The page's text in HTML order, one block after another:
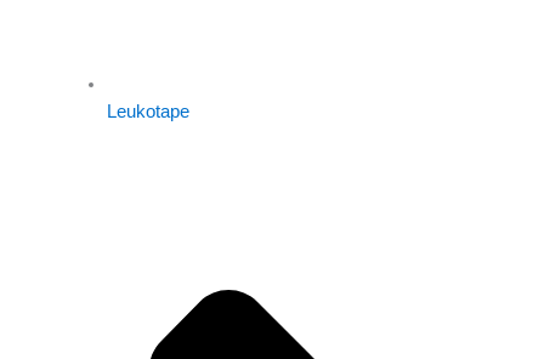
Leukotape